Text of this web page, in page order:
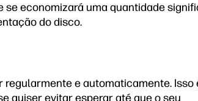
se economizará uma quantidade
do disco.
e automaticamente. Isso
quiser evitar esperar até que o seu